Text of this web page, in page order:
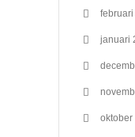
januari
oktober